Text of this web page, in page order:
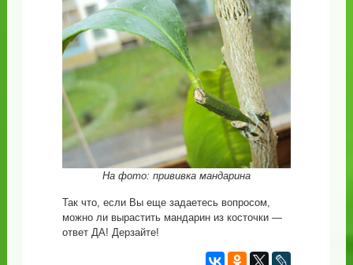
На фото: прививка мандарина
Так что, если Вы еще задаетесь вопросом,
можно ли вырастить мандарин из косточки —
ответ ДА! Дерзайте!